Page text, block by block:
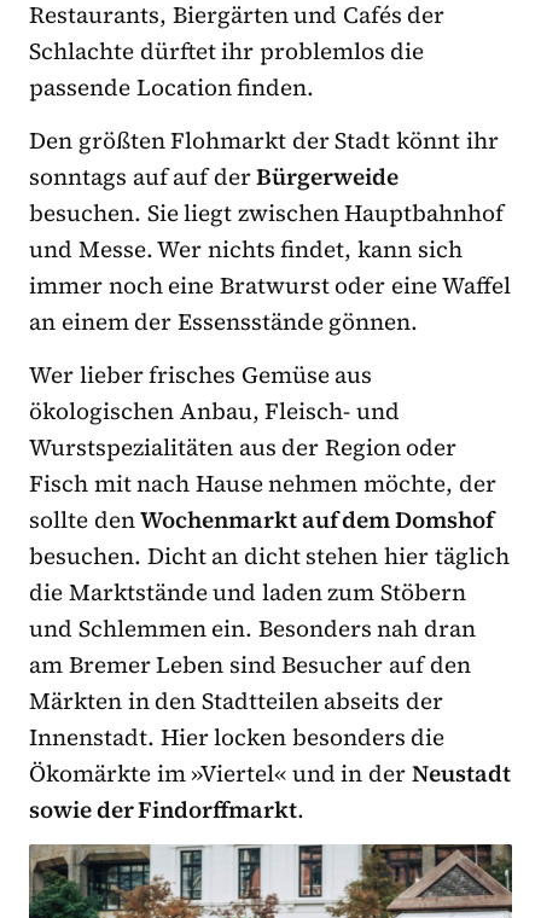
Restaurants, Biergärten und Cafés der
Schlachte dürftet ihr problemlos die
passende Location finden.
Den größten Flohmarkt der Stadt könnt ihr
sonntags auf auf derBürgerweide
besuchen. Sie liegt zwischen Hauptbahnhof
und Messe. Wer nichts findet, kann sich
immer noch eine Bratwurst oder eine Waffel
an einem der Essensstände gönnen.
Wer lieber frisches Gemüse aus
ökologischen Anbau, Fleisch- und
Wurstspezialitäten aus der Region oder
Fisch mit nach Hause nehmen möchte, der
sollte denWochenmarkt auf dem Domshof
besuchen. Dicht an dicht stehen hier täglich
die Marktstände und laden zum Stöbern
und Schlemmen ein. Besonders nah dran
am Bremer Leben sind Besucher auf den
Märkten in den Stadtteilen abseits der
Innenstadt. Hier locken besonders die
Ökomärkte im »Viertel« und in derNeustadt
sowie der Findorffmarkt.